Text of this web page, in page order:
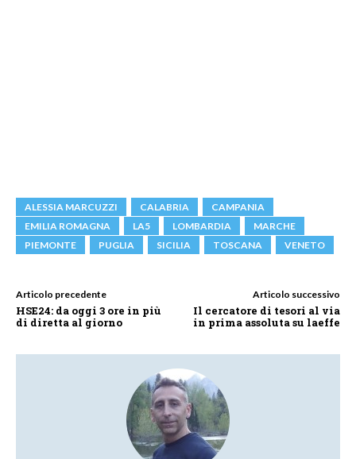
ALESSIA MARCUZZI CALABRIA
CAMPANIA
EMILIA ROMAGNA
LA5 LOMBARDIA
MARCHE
PIEMONTE
PUGLIA SICILIA TOSCANA VENETO
Articolo precedente
HSE24: da oggi 3 ore in più
di diretta al giorno
Articolo successivo
Il cercatore di tesori al via
in prima assoluta su laeffe